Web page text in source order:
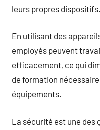
leurs propres dispositifs.
En utilisant des
employés peuvent
efficacement, ce qui
de formation
équipements.
La sécurité est une des